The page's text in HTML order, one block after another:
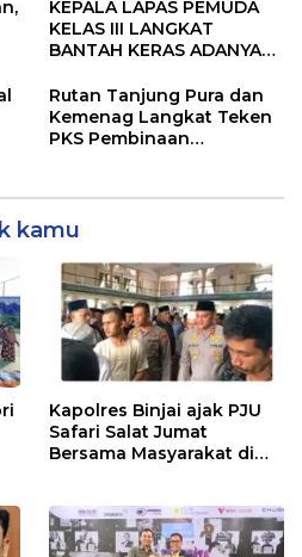
Terapkan RJ
KEPALA LAPAS PEMUDA
KELAS III LANGKAT
BANTAH KERAS ADANYA
SELALU DITUTUPI
TENTANG SINDIKAT
PENIPU PENJUALAN EMAS
Rutan Tanjung Pura dan
Kemenag Langkat Teken
PKS Pembinaan
kamu
Kapolres Binjai ajak PJU
Safari Salat Jumat
Bersama Masyarakat di